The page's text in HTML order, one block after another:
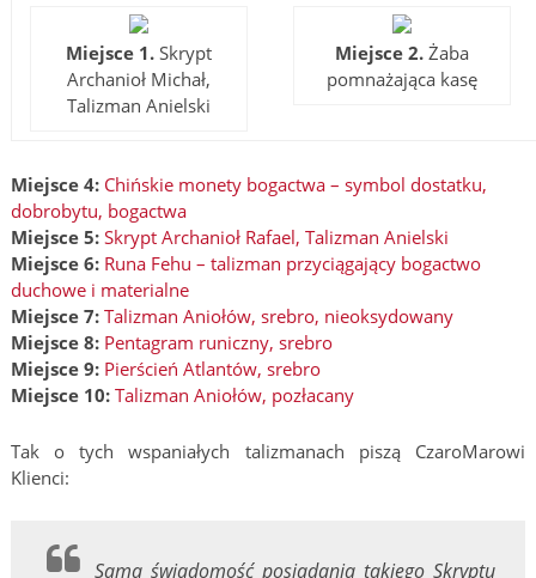
Miejsce 1. Skrypt
Archanioł Michał,
Talizman Anielski
Miejsce 2. Żaba
pomnażająca kasę
Miejsce 4: Chińskie monety bogactwa – symbol dostatku,
dobrobytu, bogactwa
Miejsce 5: Skrypt Archanioł Rafael, Talizman Anielski
Miejsce 6: Runa Fehu – talizman przyciągający bogactwo
duchowe i materialne
Miejsce 7: Talizman Aniołów, srebro, nieoksydowany
Miejsce 8: Pentagram runiczny, srebro
Miejsce 9: Pierścień Atlantów, srebro
Miejsce 10: Talizman Aniołów, pozłacany
Tak o tych wspaniałych talizmanach piszą CzaroMarowi
Klienci:
Sama świadomość posiadania takiego Skryptu